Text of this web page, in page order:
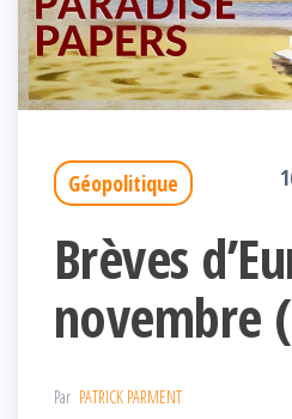
Géopolitique
Brèves
novembre
Par PATRICK PARMENT